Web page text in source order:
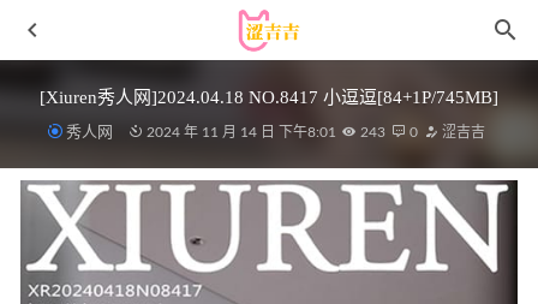
[Xiuren秀人网]2024.04.18 NO.8417 小逗逗[84+1P/745MB]
秀人网 2024 年 11 月 14 日 下午8:01 243 0 涩吉吉